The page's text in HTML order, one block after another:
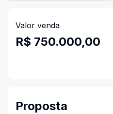
Valor venda
R$ 750.000,00
Proposta